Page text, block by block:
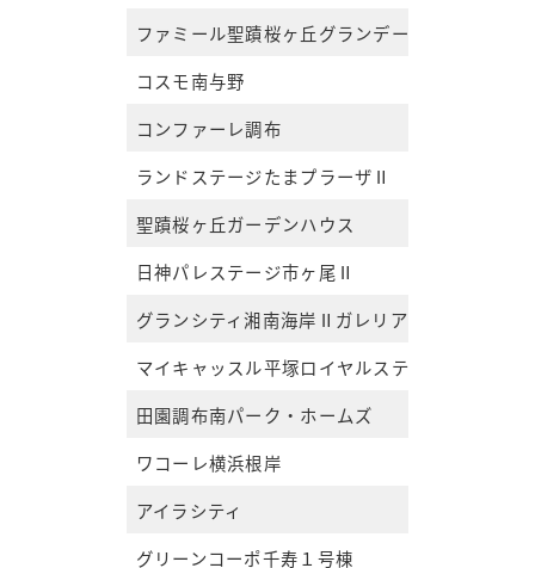
ファミール聖蹟桜ヶ丘グランデージ
コスモ南与野
コンファーレ調布
ランドステージたまプラーザⅡ
聖蹟桜ヶ丘ガーデンハウス
日神パレステージ市ヶ尾Ⅱ
グランシティ湘南海岸Ⅱガレリア・プラージュ
マイキャッスル平塚ロイヤルステージ
田園調布南パーク・ホームズ
ワコーレ横浜根岸
アイラシティ
グリーンコーポ千寿１号棟